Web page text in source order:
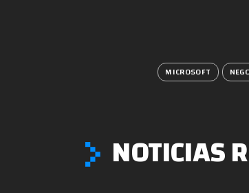
MICROSOFT
NOTICIAS